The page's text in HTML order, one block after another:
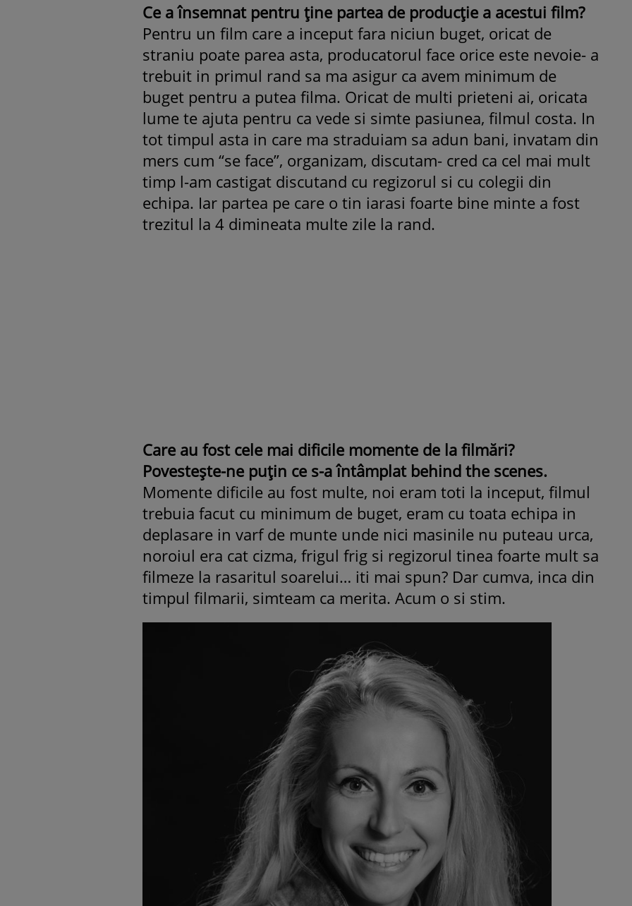
Ce a însemnat pentru ţine partea de producţie a acestui film?
Pentru un film care a inceput fara niciun buget, oricat de
straniu poate parea asta, producatorul face orice este nevoie- a
trebuit in primul rand sa ma asigur ca avem minimum de
buget pentru a putea filma. Oricat de multi prieteni ai, oricata
lume te ajuta pentru ca vede si simte pasiunea, filmul costa. In
tot timpul asta in care ma straduiam sa adun bani, invatam din
mers cum “se face”, organizam, discutam- cred ca cel mai mult
timp l-am castigat discutand cu regizorul si cu colegii din
echipa. Iar partea pe care o tin iarasi foarte bine minte a fost
trezitul la 4 dimineata multe zile la rand.
Care au fost cele mai dificile momente de la filmări?
Povesteşte-ne puţin ce s-a întâmplat behind the scenes.
Momente dificile au fost multe, noi eram toti la inceput, filmul
trebuia facut cu minimum de buget, eram cu toata echipa in
deplasare in varf de munte unde nici masinile nu puteau urca,
noroiul era cat cizma, frigul frig si regizorul tinea foarte mult sa
filmeze la rasaritul soarelui… iti mai spun? Dar cumva, inca din
timpul filmarii, simteam ca merita. Acum o si stim.